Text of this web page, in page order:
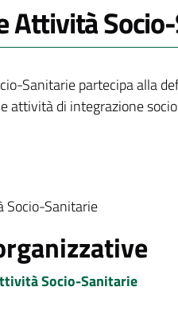
Attività
Sanitarie partecipa alla
attività di integrazione
Socio-Sanitarie
Socio-Sanitarie